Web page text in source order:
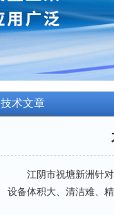
技术文章
江阴市祝塘新洲针对
设备体积大、清洁难、